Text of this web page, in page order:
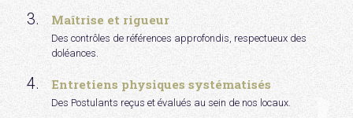
Maîtrise et rigueur
Des contrôles de références approfondis, respectueux des
doléances.
Entretiens physiques systématisés
Des Postulants reçus et évalués au sein de nos locaux.